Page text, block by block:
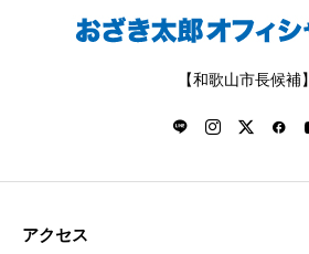
【和歌山市長候補】
アクセス